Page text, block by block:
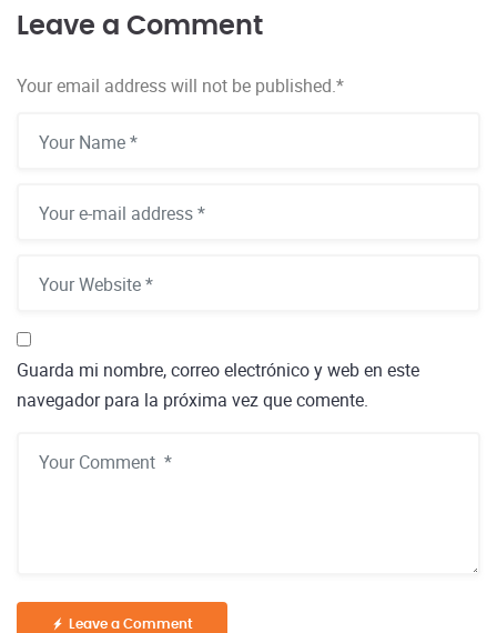
Leave a Comment
Your email address will not be published.*
Guarda mi nombre, correo electrónico y web en este
navegador para la próxima vez que comente.
Leave a Comment